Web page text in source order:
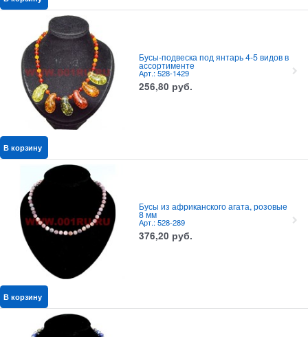
Бусы-подвеска под янтарь 4-5 видов в
ассортименте
Арт.: 528-1429
256,80 руб.
В корзину
Бусы из африканского агата, розовые
8 мм
Арт.: 528-289
376,20 руб.
В корзину